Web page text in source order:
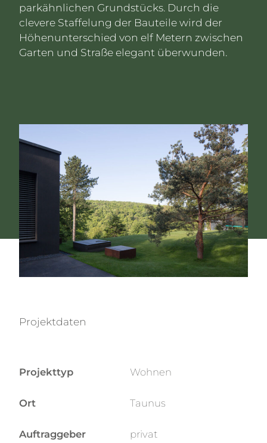
parkähnlichen Grundstücks. Durch die
clevere Staffelung der Bauteile wird der
Höhenunterschied von elf Metern zwischen
Garten und Straße elegant überwunden.
Projektdaten
Projekttyp Wohnen
Ort Taunus
Auftraggeber privat